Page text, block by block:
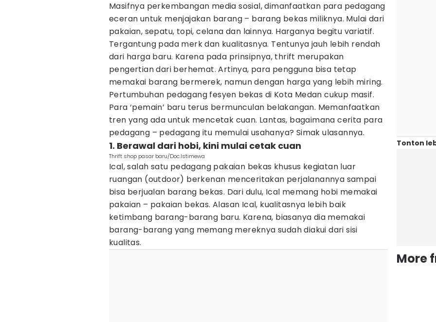
Masifnya perkembangan media sosial, dimanfaatkan para pedagang
eceran untuk menjajakan barang – barang bekas miliknya. Mulai dari
pakaian, sepatu, topi, celana dan lainnya. Harganya begitu variatif.
Tergantung pada merk dan kualitasnya. Tentunya jauh lebih rendah
dari harga baru. Karena pada prinsipnya, thrift merupakan
pengertian dari berhemat. Artinya, para pengguna bisa tetap
memakai barang bermerek, namun dengan harga yang lebih miring.
Pertumbuhan pedagang fesyen bekas di Kota Medan cukup masif.
Para ‘pemain’ baru terus bermunculan belakangan. Memanfaatkan
tren yang ada untuk mencetak cuan. Lantas, bagaimana cerita para
pedagang – pedagang itu memulai usahanya? Simak ulasannya.
1. Berawal dari hobi, kini mulai cetak cuan
Thrift shop pasar baru/Doc.Istimewa
Ical, salah satu pedagang pakaian bekas khusus kegiatan luar
ruangan (outdoor) berkenan menceritakan perjalanannya sampai
bisa berjualan barang bekas. Dari dulu, Ical memang hobi memakai
pakaian – pakaian bekas. Alasan Ical, kualitasnya lebih baik
ketimbang barang-barang baru. Karena, biasanya dia memakai
barang-barang yang memang mereknya sudah diakui dari sisi
kualitas.
Tonton
More